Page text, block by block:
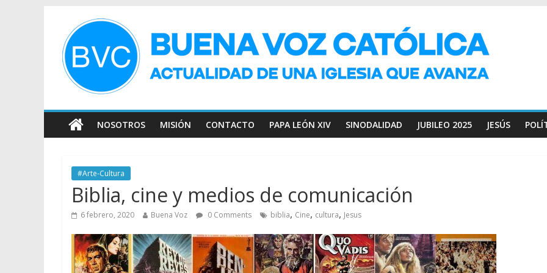
NOSOTROS MISIÓN CONTACTO PAPA LEÓN XIV SINODALIDAD JUBILEO 2025 JESÚS
#Arte-Cultura
Biblia, cine y medios de comunicación
6 febrero, 2020 Buena Voz 0 Comments biblia, Cine, cultura, Jesus